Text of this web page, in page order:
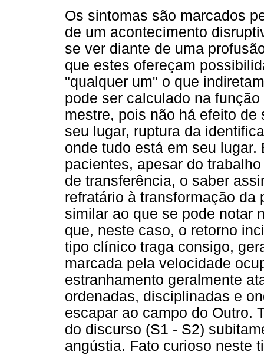
Os sintomas são marcados
de um acontecimento
se ver diante de uma
que estes ofereçam
"qualquer um" o que
pode ser calculado na
mestre, pois não há efeito
seu lugar, ruptura da
onde tudo está em seu
pacientes, apesar do
de transferência, o saber
refratário à transformação
similar ao que se pode notar
que, neste caso, o retorno
tipo clínico traga consigo,
marcada pela velocidade
estranhamento geralmente
ordenadas, disciplinadas e
escapar ao campo do Outro.
do discurso (S1 - S2)
angústia. Fato curioso neste